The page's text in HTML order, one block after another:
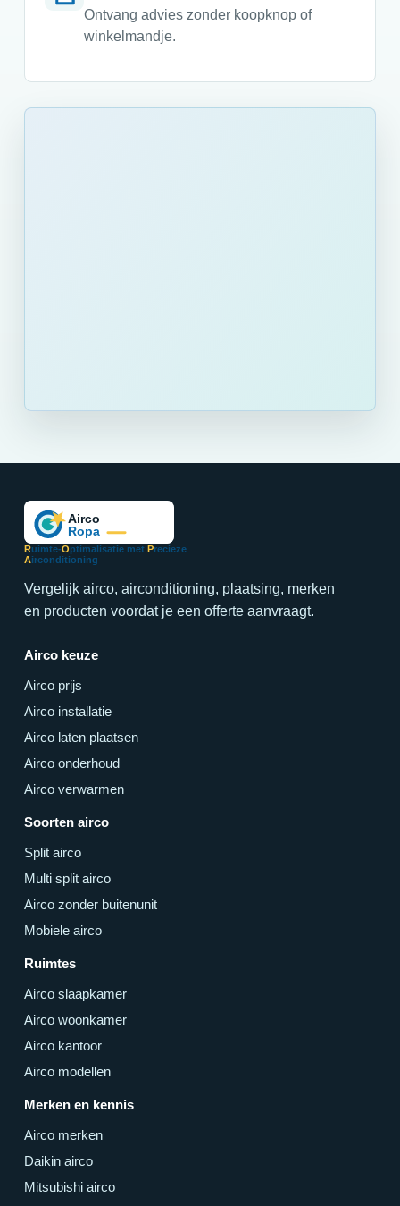
Ontvang advies zonder koopknop of
winkelmandje.
Ruimte-Optimalisatie met Precieze
Airconditioning
Vergelijk airco, airconditioning, plaatsing, merken
en producten voordat je een offerte aanvraagt.
Airco keuze
Airco prijs
Airco installatie
Airco laten plaatsen
Airco onderhoud
Airco verwarmen
Soorten airco
Split airco
Multi split airco
Airco zonder buitenunit
Mobiele airco
Ruimtes
Airco slaapkamer
Airco woonkamer
Airco kantoor
Airco modellen
Merken en kennis
Airco merken
Daikin airco
Mitsubishi airco